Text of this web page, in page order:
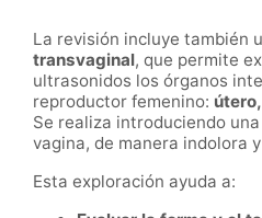
La revisión incluye también
transvaginal, que permite
ultrasonidos los órganos
reproductor femenino:
Se realiza introduciendo
vagina, de manera indolora
Esta exploración ayuda a: